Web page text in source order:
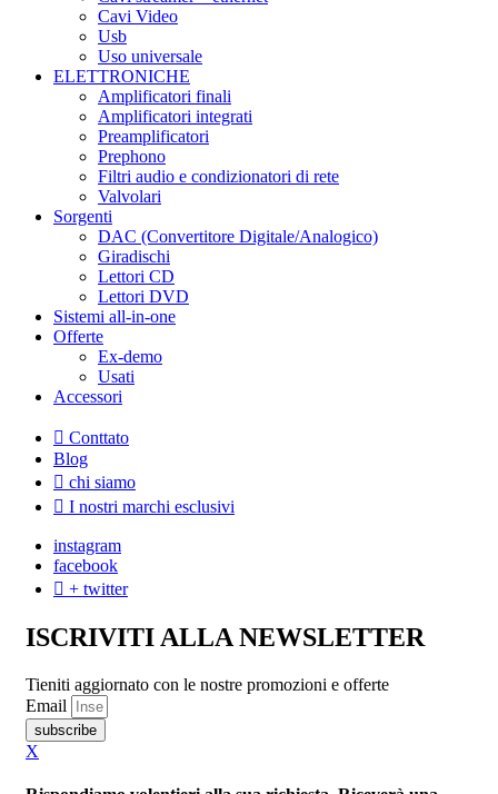
Cavi Video
Usb
Uso universale
ELETTRONICHE
Amplificatori finali
Amplificatori integrati
Preamplificatori
Prephono
Filtri audio e condizionatori di rete
Valvolari
Sorgenti
DAC (Convertitore Digitale/Analogico)
Giradischi
Lettori CD
Lettori DVD
Sistemi all-in-one
Offerte
Ex-demo
Usati
Accessori
Conttato
Blog
chi siamo
I nostri marchi esclusivi
instagram
facebook
+ twitter
ISCRIVITI ALLA NEWSLETTER
Tieniti aggiornato con le nostre promozioni e offerte
Email
subscribe
X